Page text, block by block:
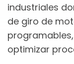
industriales
de giro de
optimizar